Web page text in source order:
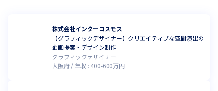
株式会社インターコスモス
【グラフィックデザイナー】クリエイティブな空間演出の
企画提案・デザイン制作
グラフィックデザイナー
大阪府
年収 : 400-600万円